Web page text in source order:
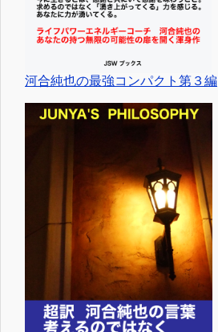
河合純也の最強コンパクト第３編